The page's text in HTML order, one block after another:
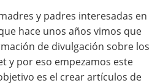
y padres interesadas en
hace unos años vimos que
de divulgación sobre los
y por eso empezamos este
es el crear artículos de